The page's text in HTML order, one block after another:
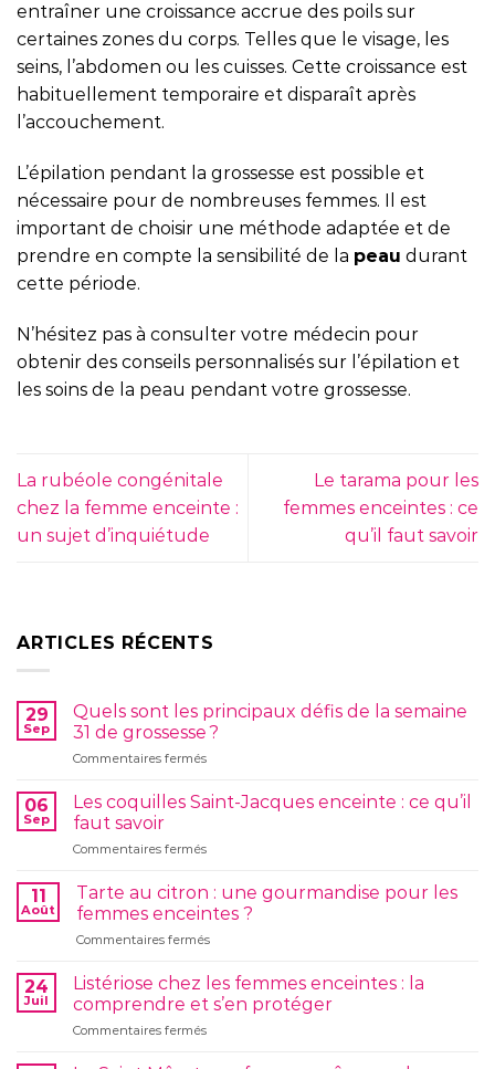
entraîner une croissance accrue des poils sur
certaines zones du corps. Telles que le visage, les
seins, l’abdomen ou les cuisses. Cette croissance est
habituellement temporaire et disparaît après
l’accouchement.
L’épilation pendant la grossesse est possible et
nécessaire pour de nombreuses femmes. Il est
important de choisir une méthode adaptée et de
prendre en compte la sensibilité de la peau durant
cette période.
N’hésitez pas à consulter votre médecin pour
obtenir des conseils personnalisés sur l’épilation et
les soins de la peau pendant votre grossesse.
La rubéole congénitale
chez la femme enceinte :
un sujet d’inquiétude
Le tarama pour les
femmes enceintes : ce
qu’il faut savoir
ARTICLES RÉCENTS
29
Sep
Quels sont les principaux défis de la semaine
31 de grossesse ?
Commentaires ferméssur
sont
les
défis
la
semaine
de
06
Sep
Les coquilles Saint-Jacques enceinte : ce qu’il
faut savoir
Commentaires ferméssur
Saint-
Jacques
enceinte
ce
qu’il
savoir
11
Août
Tarte au citron : une gourmandise pour les
femmes enceintes ?
Commentaires ferméssur
citron :
une
24
Juil
Listériose chez les femmes enceintes : la
comprendre et s’en protéger
Commentaires ferméssur